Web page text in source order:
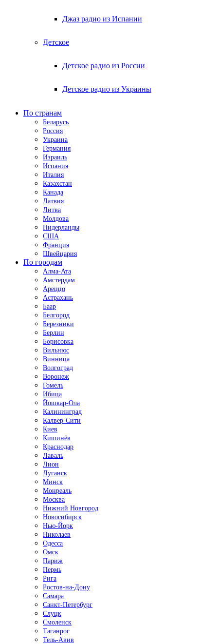
Джаз радио из Испании
Детское
Детское радио из России
Детское радио из Украины
По странам
Беларусь
Россия
Украина
Германия
Израиль
Испания
Италия
Казахстан
Канада
Латвия
Литва
Молдова
Нидерланды
США
Франция
Швейцария
По городам
Алма-Ата
Амстердам
Ареццо
Астрахань
Баар
Белгород
Березники
Берлин
Борисовка
Вильнюс
Винница
Волгоград
Воронеж
Гомель
Ибица
Йошкар-Ола
Калининград
Калвер-Сити
Киев
Кишинёв
Краснодар
Лаваль
Лион
Луганск
Минск
Монреаль
Москва
Нижний Новгород
Новосибирск
Нью-Йорк
Николаев
Одесса
Омск
Париж
Пермь
Рига
Ростов-на-Дону
Самара
Санкт-Петербург
Слуцк
Смоленск
Таганрог
Тель-Авив